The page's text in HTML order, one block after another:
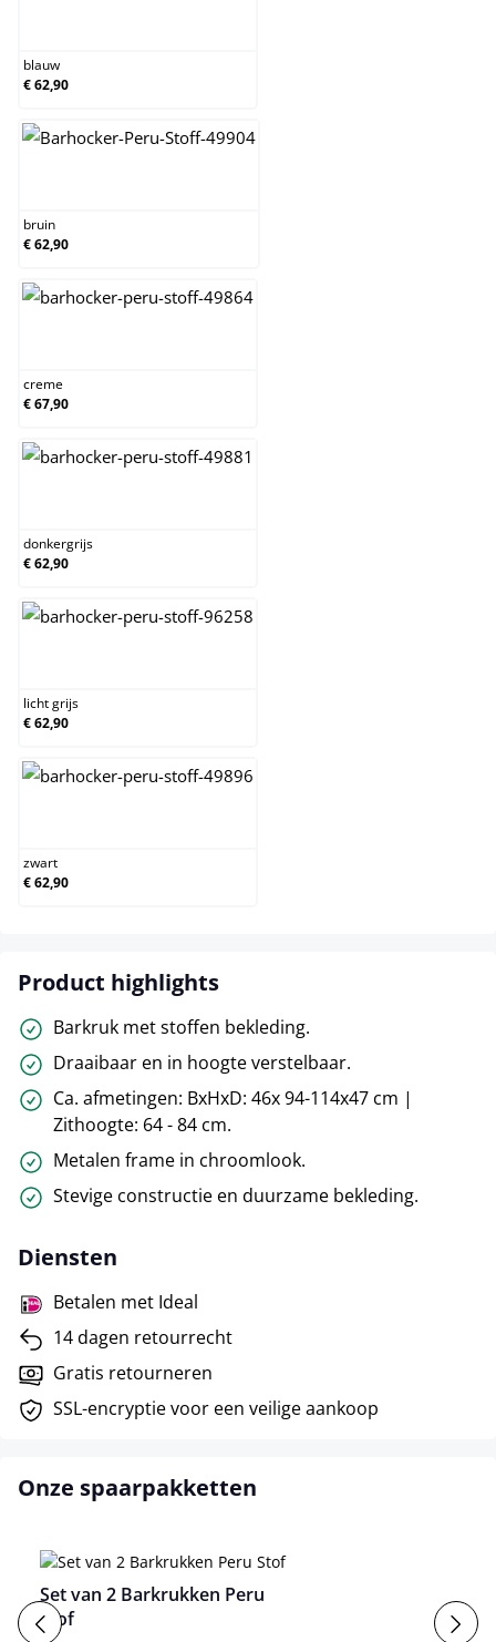
blauw
€ 62,90
bruin
€ 62,90
creme
€ 67,90
donkergrijs
€ 62,90
licht grijs
€ 62,90
zwart
€ 62,90
Product highlights
Barkruk met stoffen bekleding.
Draaibaar en in hoogte verstelbaar.
Ca. afmetingen: BxHxD: 46x 94-114x47 cm |
Zithoogte: 64 - 84 cm.
Metalen frame in chroomlook.
Stevige constructie en duurzame bekleding.
Diensten
Betalen met Ideal
14 dagen retourrecht
Gratis retourneren
SSL-encryptie voor een veilige aankoop
Onze spaarpakketten
Set van 2 Barkrukken Peru
Stof